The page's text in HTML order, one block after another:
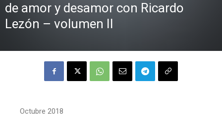
de amor y desamor con Ricardo
Lezón – volumen II
Octubre 2018